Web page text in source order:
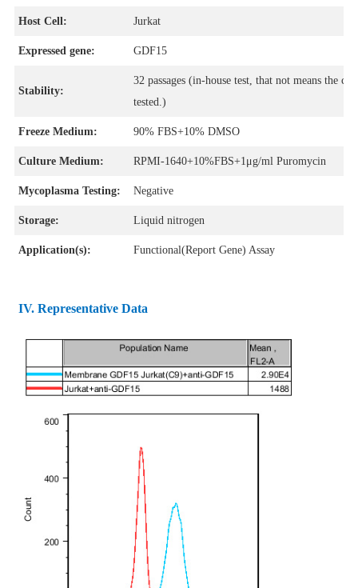
Host Cell: Jurkat
Expressed gene: GDF15
Stability:
32 passages (in-house test, that not means the
tested.)
Freeze Medium: 90% FBS+10% DMSO
Culture Medium: RPMI-1640+10%FBS+1μg/ml Puromycin
Mycoplasma Testing: Negative
Storage: Liquid nitrogen
Application(s): Functional(Report Gene) Assay
IV. Representative Data